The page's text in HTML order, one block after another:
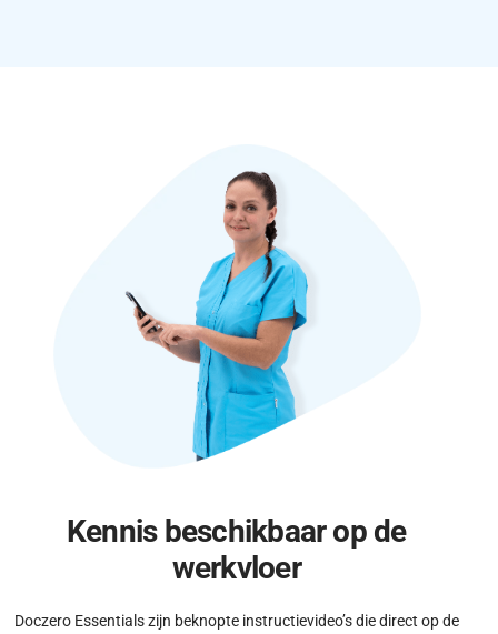
Kennis beschikbaar op de
werkvloer
Doczero Essentials zijn beknopte instructievideo’s die direct op de